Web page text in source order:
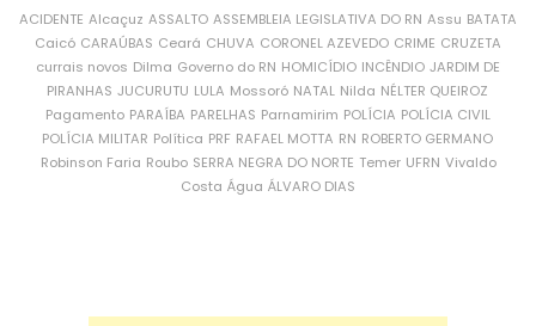
ACIDENTE Alcaçuz ASSALTO ASSEMBLEIA LEGISLATIVA DO RN Assu BATATA
Caicó CARAÚBAS Ceará CHUVA CORONEL AZEVEDO CRIME CRUZETA
currais novos Dilma Governo do RN HOMICÍDIO INCÊNDIO JARDIM DE
PIRANHAS JUCURUTU LULA Mossoró NATAL Nilda NÉLTER QUEIROZ
Pagamento PARAÍBA PARELHAS Parnamirim POLÍCIA POLÍCIA CIVIL
POLÍCIA MILITAR Política PRF RAFAEL MOTTA RN ROBERTO GERMANO
Robinson Faria Roubo SERRA NEGRA DO NORTE Temer UFRN Vivaldo
Costa Água ÁLVARO DIAS